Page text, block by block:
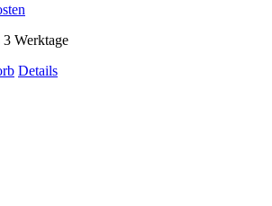
3 Werktage
Details